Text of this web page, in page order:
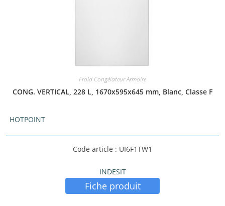
Froid Congélateur Armoire
CONG. VERTICAL, 228 L, 1670x595x645 mm, Blanc, Classe F
HOTPOINT
Code article : UI6F1TW1
INDESIT
Fiche produit